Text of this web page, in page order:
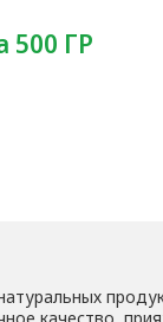
500 ГР